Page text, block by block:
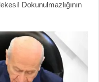
Dokunulmazlığının